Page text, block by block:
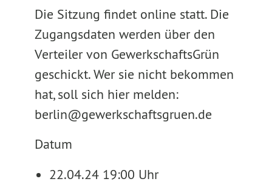
Die Sitzung findet online statt. Die
Zugangsdaten werden über den
Verteiler von GewerkschaftsGrün
geschickt. Wer sie nicht bekommen
hat, soll sich hier melden:
berlin@gewerkschaftsgruen.de
Datum
22.04.24 19:00 Uhr